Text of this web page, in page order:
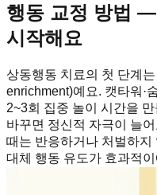
행동 교정 방법
시작해요
상동행동 치료의 첫 단계
enrichment)예요. 캣타워·
2~3회 집중 놀이 시간을
바꾸면 정신적 자극이 늘
때는 반응하거나 처벌하
대체 행동 유도가 효과적